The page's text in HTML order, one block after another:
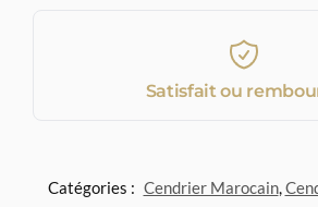
Satisfait ou
Catégories : Cendrier Marocain,